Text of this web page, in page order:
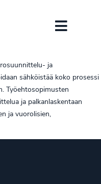
ja
sähköistää koko prosessi
Työehtosopimusten
ja palkanlaskentaan
ja vuorolisien,